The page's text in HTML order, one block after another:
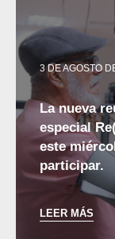
3 DE AGOSTO
La nueva
especial
este
participar.
LEER MÁS